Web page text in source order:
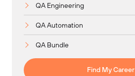
QA Engineering
QA Automation
QA Bundle
Find My Career